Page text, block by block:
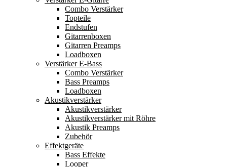
Combo Verstärker
Topteile
Endstufen
Gitarrenboxen
Gitarren Preamps
Loadboxen
Verstärker E-Bass
Combo Verstärker
Bass Preamps
Loadboxen
Akustikverstärker
Akustikverstärker
Akustikverstärker mit Röhre
Akustik Preamps
Zubehör
Effektgeräte
Bass Effekte
Looper